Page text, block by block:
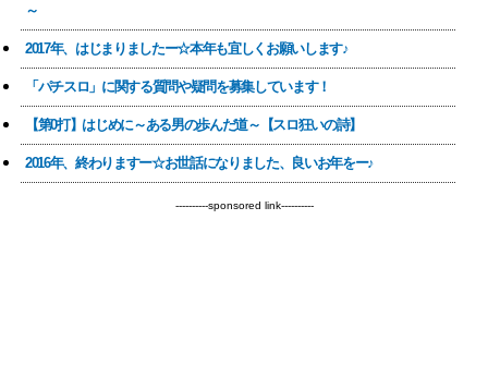
～
2017年、はじまりましたー☆本年も宜しくお願いします♪
「パチスロ」に関する質問や疑問を募集しています！
【第0打】はじめに～ある男の歩んだ道～【スロ狂いの詩】
2016年、終わりますー☆お世話になりました、良いお年をー♪
----------sponsored link----------